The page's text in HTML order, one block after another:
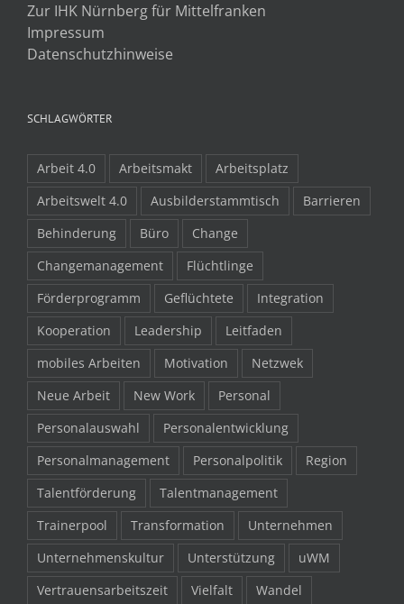
Zur IHK Nürnberg für Mittelfranken
Impressum
Datenschutzhinweise
SCHLAGWÖRTER
Arbeit 4.0 Arbeitsmakt
Arbeitsplatz
Arbeitswelt 4.0
Ausbilderstammtisch
Barrieren
Behinderung
Büro
Change
Changemanagement
Flüchtlinge
Förderprogramm
Geflüchtete
Integration
Kooperation
Leadership
Leitfaden
mobiles Arbeiten
Motivation
Netzwek
Neue Arbeit
New Work
Personal
Personalauswahl
Personalentwicklung
Personalmanagement
Personalpolitik
Region
Talentförderung
Talentmanagement
Trainerpool
Transformation
Unternehmen
Unternehmenskultur
Unterstützung
uWM
Vertrauensarbeitszeit
Vielfalt Wandel